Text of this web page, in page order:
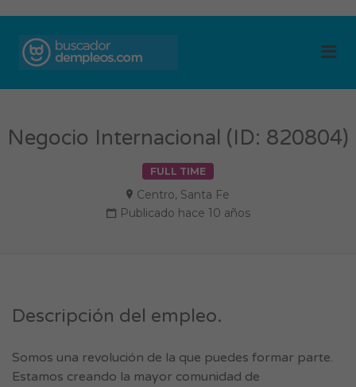
Negocio Internacional (ID: 820804)
FULL TIME
Centro, Santa Fe
Publicado hace 10 años
Descripción del empleo.
Somos una revolución de la que puedes formar parte.
Estamos creando la mayor comunidad de